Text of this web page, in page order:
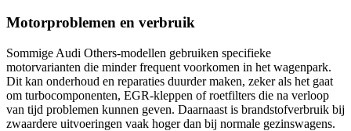
Motorproblemen en verbruik
Sommige Audi Others-modellen gebruiken specifieke
motorvarianten die minder frequent voorkomen in het wagenpark.
Dit kan onderhoud en reparaties duurder maken, zeker als het gaat
om turbocomponenten, EGR-kleppen of roetfilters die na verloop
van tijd problemen kunnen geven. Daarnaast is brandstofverbruik bij
zwaardere uitvoeringen vaak hoger dan bij normale gezinswagens.